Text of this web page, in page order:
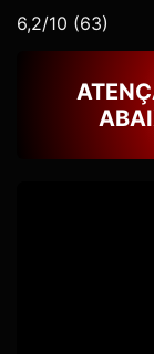
6,2/10 (63)